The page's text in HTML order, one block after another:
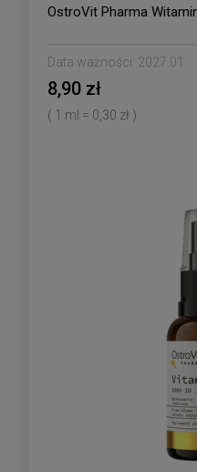
OstroVit Pharma
Data ważności: 2027.01
8,90 zł
( 1 ml = 0,30 zł )